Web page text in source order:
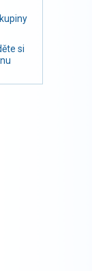
si